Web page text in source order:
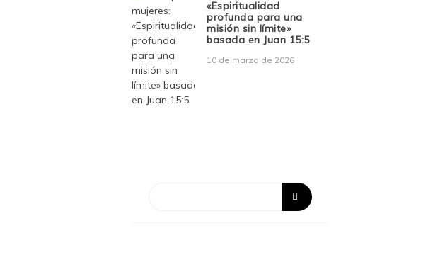
«Espiritualidad
profunda para una
misión sin límite»
basada en Juan 15:5
10 de marzo de 2026